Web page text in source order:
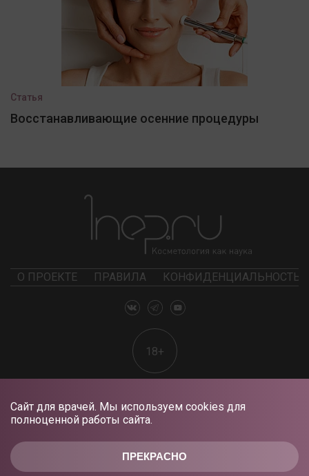
ПРЕКРАСНО
Сайт для врачей. Мы используем cookies для
полноценной работы сайта.
Статья
Восстанавливающие осенние процедуры
О ПРОЕКТЕ ПРАВИЛА КОНФИДЕНЦИАЛЬНОСТЬ
18+